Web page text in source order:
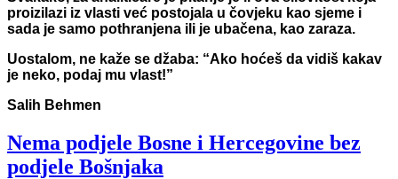
proizilazi iz vlasti već postojala u čovjeku kao sjeme i
sada je samo pothranjena ili je ubačena, kao zaraza.
Uostalom, ne kaže se džaba: “Ako hoćeš da vidiš kakav
je neko, podaj mu vlast!”
Salih Behmen
Nema podjele Bosne i Hercegovine bez
podjele Bošnjaka